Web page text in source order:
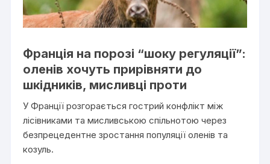
Франція на порозі “шоку регуляції”:
оленів хочуть прирівняти до
шкідників, мисливці проти
У Франції розгорається гострий конфлікт між
лісівниками та мисливською спільнотою через
безпрецедентне зростання популяції оленів та
козуль.